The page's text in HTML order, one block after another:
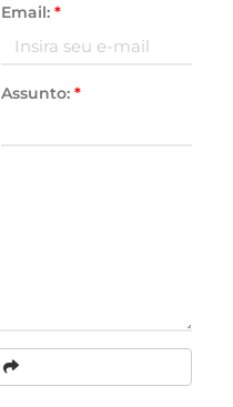
Email: *
Assunto: *